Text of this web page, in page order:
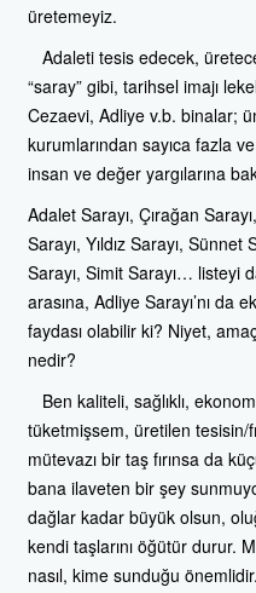
üretemeyiz.
Adaleti tesis edecek,
“saray” gibi, tarihsel imajı
Cezaevi, Adliye v.b. binalar;
kurumlarından sayıca fazla
insan ve değer yargılarına
Adalet Sarayı, Çırağan
Sarayı, Yıldız Sarayı,
Sarayı, Simit Sarayı… listeyi
arasına, Adliye Sarayı’nı da
faydası olabilir ki? Niyet,
nedir?
Ben kaliteli, sağlıklı,
tüketmişsem, üretilen tesisin/
mütevazı bir taş fırınsa da
bana ilaveten bir şey
dağlar kadar büyük olsun,
kendi taşlarını öğütür durur.
nasıl, kime sunduğu önemlidir.